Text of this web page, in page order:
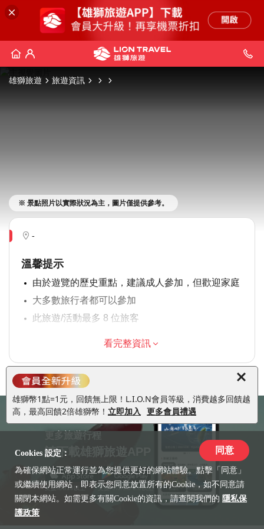
雄獅幣1點=1元，回饋無上限！L.I.O.N會員等級，消費越多回饋越
高，最高回饋2倍雄獅幣！ 立即加入 更多會員禮遇
雄獅旅遊 旅遊資訊
※ 景點照片以實際狀況為主，圖片僅提供參考。
-
溫馨提示
由於遊覽的歷史重點，建議成人參加，但歡迎家庭
大多數旅行者都可以參加
此旅遊/活動最多 8 位旅客
看完整資訊
請下載雄獅旅遊APP
支援iOS10以上 支援Android 6.0以上
Cookies 設定：
為確保網站正常運行並為您提供更好的網站體驗。點擊「同意」
或繼續使用網站，即表示您同意放置所有的Cookie，如不同意請
關閉本網站。如需更多有關Cookie的資訊，請查閱我們的 隱私保
護政策
同意